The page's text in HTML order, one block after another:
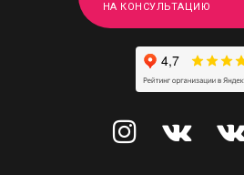
НА КОНСУЛЬТАЦИЮ